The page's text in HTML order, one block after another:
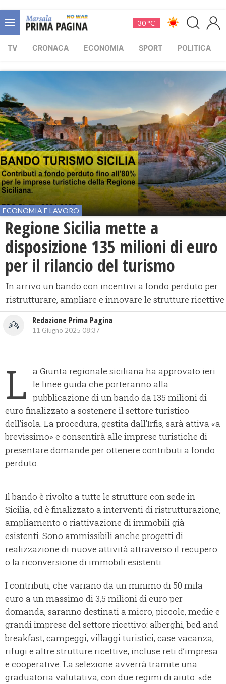
30 °C
TV CRONACA ECONOMIA SPORT POLITICA
ECONOMIA E LAVORO
Regione Sicilia mette a
disposizione 135 milioni di euro
per il rilancio del turismo
In arrivo un bando con incentivi a fondo perduto per
ristrutturare, ampliare e innovare le strutture ricettive
Redazione Prima Pagina
11 Giugno 2025 08:37
L a Giunta regionale siciliana ha approvato ieri
le linee guida che porteranno alla
pubblicazione di un bando da 135 milioni di
euro finalizzato a sostenere il settore turistico
dell’isola. La procedura, gestita dall’Irfis, sarà attiva «a
brevissimo» e consentirà alle imprese turistiche di
presentare domande per ottenere contributi a fondo
perduto.
Il bando è rivolto a tutte le strutture con sede in
Sicilia, ed è finalizzato a interventi di ristrutturazione,
ampliamento o riattivazione di immobili già
esistenti. Sono ammissibili anche progetti di
realizzazione di nuove attività attraverso il recupero
o la riconversione di immobili esistenti.
I contributi, che variano da un minimo di 50 mila
euro a un massimo di 3,5 milioni di euro per
domanda, saranno destinati a micro, piccole, medie e
grandi imprese del settore ricettivo: alberghi, bed and
breakfast, campeggi, villaggi turistici, case vacanza,
rifugi e altre strutture ricettive, incluse reti d’impresa
e cooperative. La selezione avverrà tramite una
graduatoria valutativa, con due regimi di aiuto: «de